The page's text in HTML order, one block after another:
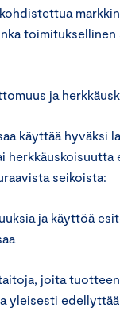
ja
käyttää hyväksi
seikoista:
ja käyttöä
joita
yleisesti